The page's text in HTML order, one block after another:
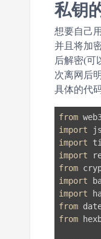
私钥
想要自己
并且将加
后解密(可
次离网后
具体的代
from
import
import
import
from
import
import
from
from